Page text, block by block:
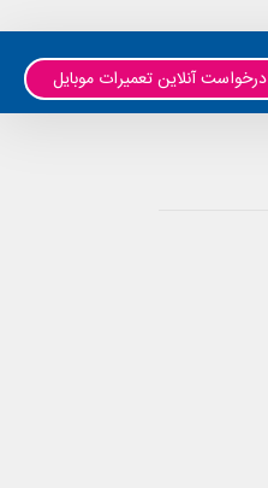
درخواست آنلاین تعمیرات موبایل